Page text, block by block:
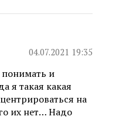
04.07.2021 19:35
и
я такая какая
на
их нет… Надо